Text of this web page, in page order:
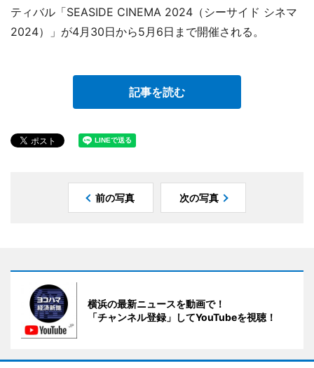
ティバル「SEASIDE CINEMA 2024（シーサイド シネマ
2024）」が4月30日から5月6日まで開催される。
記事を読む
前の写真 次の写真
横浜の最新ニュースを動画で！
「チャンネル登録」してYouTubeを視聴！